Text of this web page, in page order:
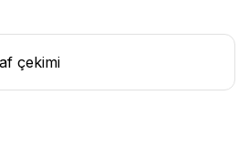
çekimi